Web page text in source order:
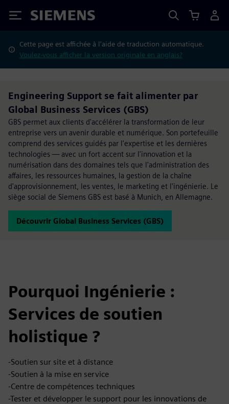
Siemens
Cette page est affichée à l'aide de traduction automatique.
Voulez-vous afficher la version originale en anglais?
Engineering Support se fait alimenter par
Global Business Services (GBS)
GBS permet aux clients d'accélérer la transformation de leur
entreprise vers un avenir durable et numérique. Son portefeuille
comprend des services guidés par l'expertise et les dernières
technologies — avec un fort accent sur l'innovation et la
numérisation dans des domaines tels que l'administration des
affaires, les ressources humaines, la gestion de la chaîne
d'approvisionnement, les ventes, le marketing et l'ingénierie. Le
siège social de Siemens GBS est basé à Munich, en Allemagne.
Découvrir Global Business Services (GBS)
Pourquoi Ingénierie :
Services de soutien
holistique ?
-Soutien sur site et à distance
-Soutien à la mise en service
-Centre de compétences techniques
-Tester et développer le support pour les innovations de